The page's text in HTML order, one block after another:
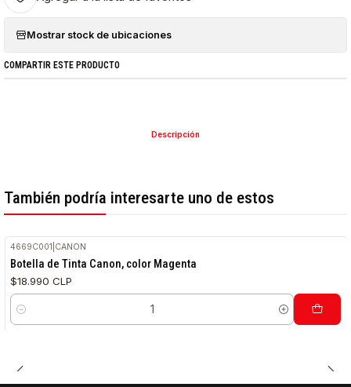
Mostrar stock de ubicaciones
COMPARTIR ESTE PRODUCTO
Descripción
También podría interesarte uno de estos
4669C001 CANON
Botella de Tinta Canon, color Magenta
$18.990 CLP
Cantidad